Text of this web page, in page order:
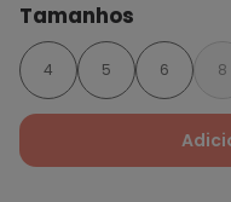
Tamanhos
4 5 6 8